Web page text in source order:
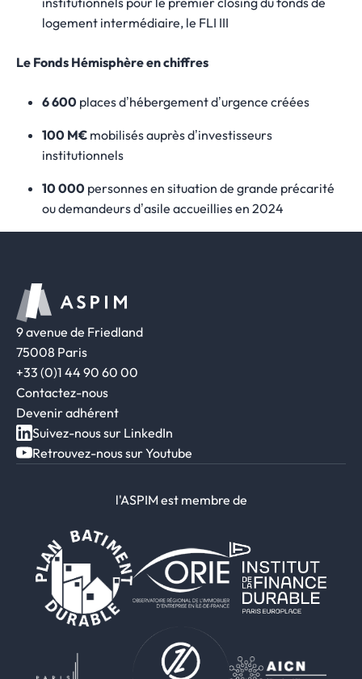
logement intermédiaire, le FLI III
Le Fonds Hémisphère en chiffres
6 600 places d’hébergement d’urgence créées
100 M€ mobilisés auprès d’investisseurs
institutionnels
10 000 personnes en situation de grande précarité
ou demandeurs d’asile accueillies en 2024
9 avenue de Friedland
75008 Paris
+33 (0)1 44 90 60 00
Contactez-nous
Devenir adhérent
Suivez-nous sur LinkedIn
Retrouvez-nous sur Youtube
l'ASPIM est membre de